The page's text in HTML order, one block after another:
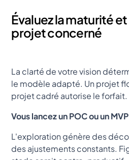
Évaluez la maturité
projet concerné
La clarté de votre vision
le modèle adapté. Un projet
projet cadré autorise le forfait.
Vous lancez un POC ou un
L'exploration génère des
des ajustements constants.